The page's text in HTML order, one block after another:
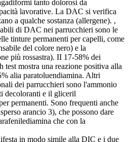
tanto dolorosi da
lavorative. La DAC si verifica
a qualche sostanza (allergene). ,
di DAC nei parrucchieri sono le
tinture permanenti per capelli, come
del colore nero) e la
più rossastra). II 17-58% dei
test mostra una reazione positiva alla
alia paratoluendiamina. Altri
dei parrucchieri sono l'ammonio
decoloranti e il gliceril
permanenti. Sono frequenti anche
arancio 3), che possono dare
che con la
in modo simile alla DIC e i due